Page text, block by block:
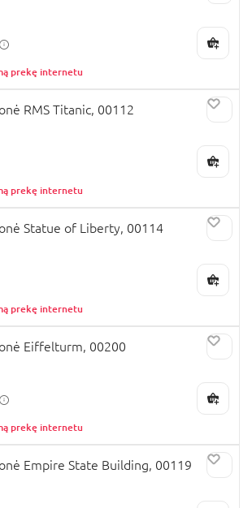
prekę internetu
RMS Titanic, 00112
prekę internetu
Statue of Liberty, 00114
prekę internetu
Eiffelturm, 00200
prekę internetu
Empire State Building, 00119